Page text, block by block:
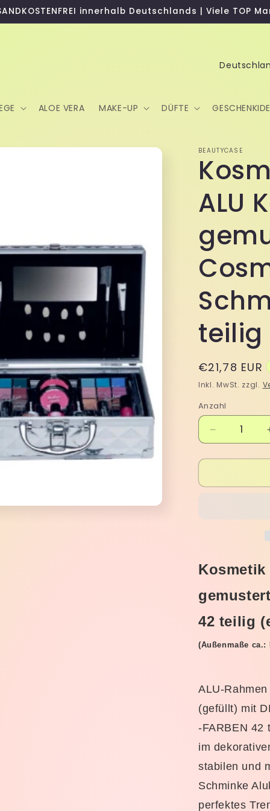
innerhalb Deutschlands | Viele TOP
ALOE VERA MAKE-UP DÜFTE
L
n
R
e
g
i
o
n
BEAUTYCASE
ALU
teilig
Normaler
Preis
€21,78 EUR
Inkl. MwSt. zzgl.
Anzahl
Verringere
die
Menge
Kosmetik
Cosmelux
teilig
Kosmetik
42 teilig
(Außenmaße ca.:
ALU-
(gefüllt) mit
-FARBEN 42
im
stabilen und
Schminke
perfektes